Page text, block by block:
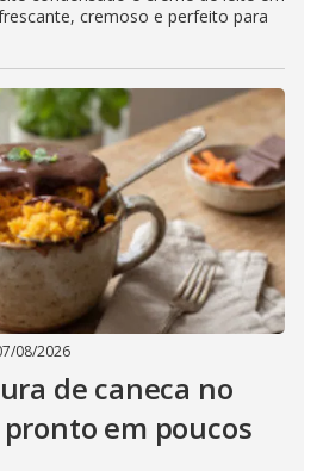
cremoso e perfeito para
08/2026
de caneca no
em poucos